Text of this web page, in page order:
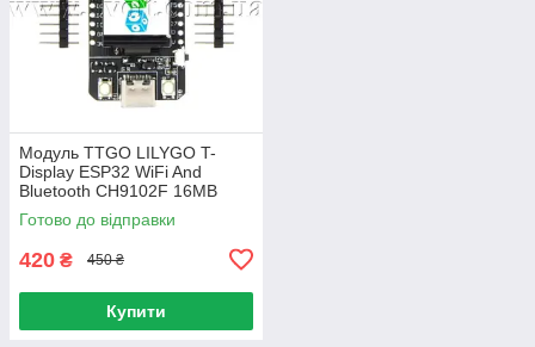
Модуль TTGO LILYGO T-
Display ESP32 WiFi And
Bluetooth CH9102F 16MB
Готово до відправки
420 ₴ 450 ₴
Купити